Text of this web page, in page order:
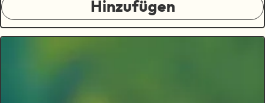
Hinzufügen